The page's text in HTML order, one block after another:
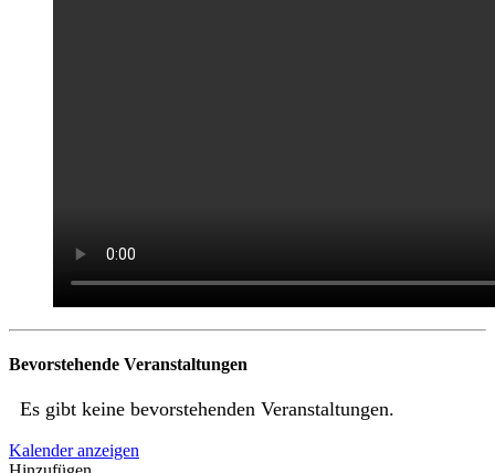
Bevorstehende Veranstaltungen
Es gibt keine bevorstehenden Veranstaltungen.
Kalender anzeigen